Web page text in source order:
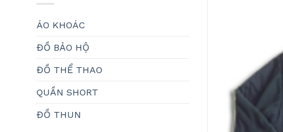
ÁO KHOÁC
ĐỒ BẢO HỘ
ĐỒ THỂ THAO
QUẦN SHORT
ĐỒ THUN